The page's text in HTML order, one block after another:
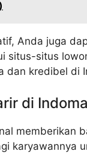
Anda juga
situs-situs
dan kredibel di
di
memberikan
karyawannya